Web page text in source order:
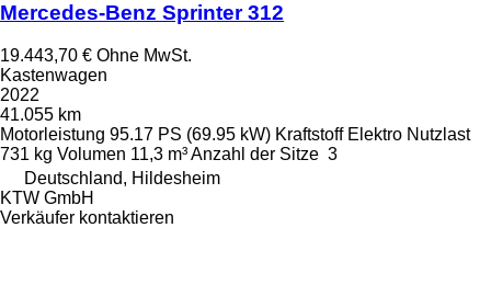
Mercedes-Benz Sprinter 312
19.443,70 € Ohne MwSt.
Kastenwagen
2022
41.055 km
Motorleistung 95.17 PS (69.95 kW) Kraftstoff Elektro Nutzlast
731 kg Volumen 11,3 m³Anzahl der Sitze 3
Deutschland, Hildesheim
KTW GmbH
Verkäufer kontaktieren